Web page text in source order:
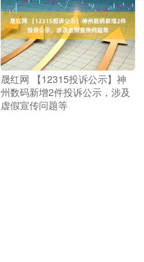
晟红网 【12315投诉公示】神
州数码新增2件投诉公示，涉及
虚假宣传问题等